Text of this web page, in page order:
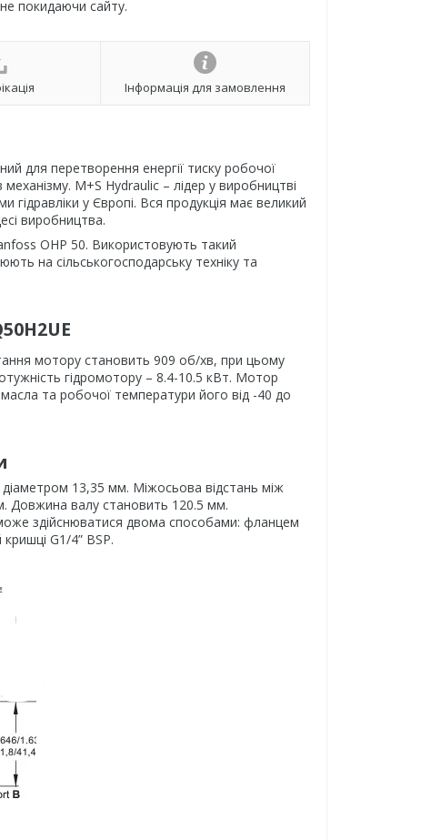
покидаючи сайту.
Інформація для замовлення
для перетворення енергії тиску робочої
М+S Hydraulic – лідер у виробництві
гідравліки у Європі. Вся продукція має великий
виробництва.
OНР 50. Використовують такий
на сільськогосподарську техніку та
мотору становить 909 об/хв, при цьому
гідромотору – 8.4-10.5 кВт. Мотор
та робочої температури його від -40 до
13,35 мм. Міжосьова відстань між
Довжина валу становить 120.5 мм.
здійснюватися двома способами: фланцем
G1/4” BSP.